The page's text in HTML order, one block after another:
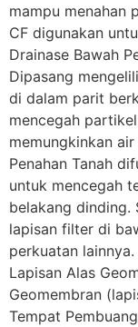
mampu menahan
CF digunakan
Drainase Bawah
Dipasang
di dalam parit
mencegah
memungkinkan
Penahan Tanah
untuk mencegah
belakang dinding.
lapisan filter di
perkuatan
Lapisan Alas
Geomembran
Tempat